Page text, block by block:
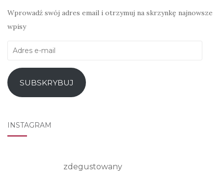
Wprowadź swój adres email i otrzymuj na skrzynkę najnowsze
wpisy
Adres
mail
SUBSKRYBUJ
INSTAGRAM
zdegustowany